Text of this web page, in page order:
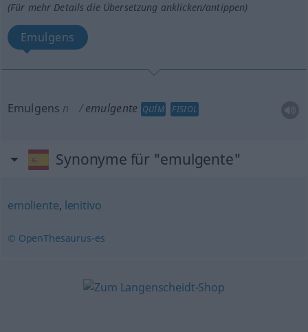
(Für mehr Details die Übersetzung anklicken/antippen)
Emulgens
Emulgens n emulgente QUÍM FISIOL
Synonyme für "emulgente"
emoliente, lenitivo
© OpenThesaurus-es